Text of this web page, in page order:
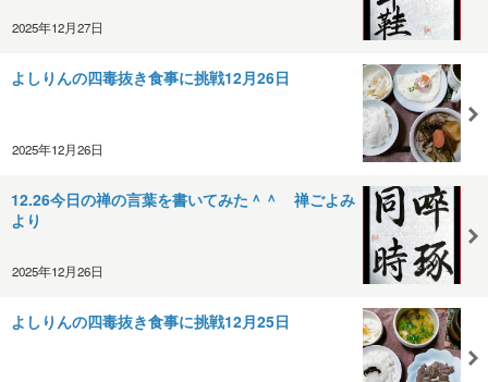
2025年12月27日
よしりんの四毒抜き食事に挑戦12月26日
2025年12月26日
12.26今日の禅の言葉を書いてみた＾＾ 禅ごよみ
より
2025年12月26日
よしりんの四毒抜き食事に挑戦12月25日